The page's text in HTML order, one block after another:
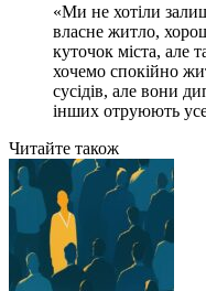
«Ми не хотіли
власне житло,
куточок міста, але
хочемо спокійно
сусідів, але вони
інших отруюють
Читайте також